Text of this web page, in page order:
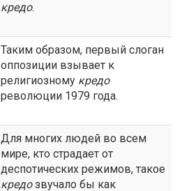
кредо.
Таким образом, первый слоган
оппозиции взывает к
религиозному кредо
революции 1979 года.
Для многих людей во всем
мире, кто страдает от
деспотических режимов, такое
кредозвучало бы как